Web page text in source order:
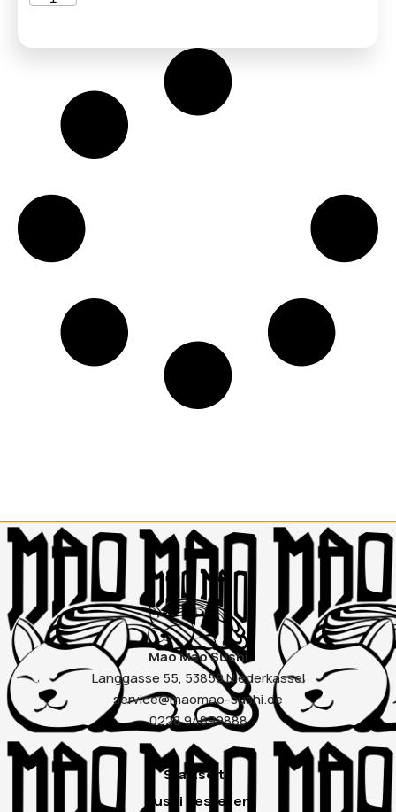
Startseite
Sushi bestellen
Mao Mao Sushi
Langgasse 55, 53859 Niederkassel
service@maomao-sushi.de
0228 94899888